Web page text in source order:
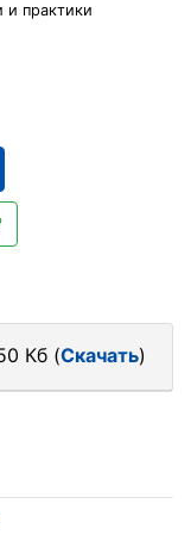
и практики
Кб (Скачать)